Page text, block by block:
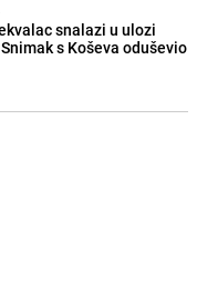
snalazi u ulozi
s Koševa oduševio